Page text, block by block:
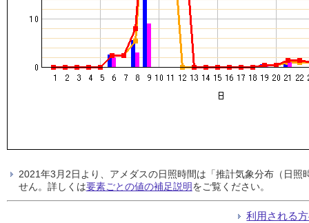
2021年3月2日より、アメダスの日照時間は「推計気象分布（日
せん。詳しくは要素ごとの値の補足説明をご覧ください。
利用される